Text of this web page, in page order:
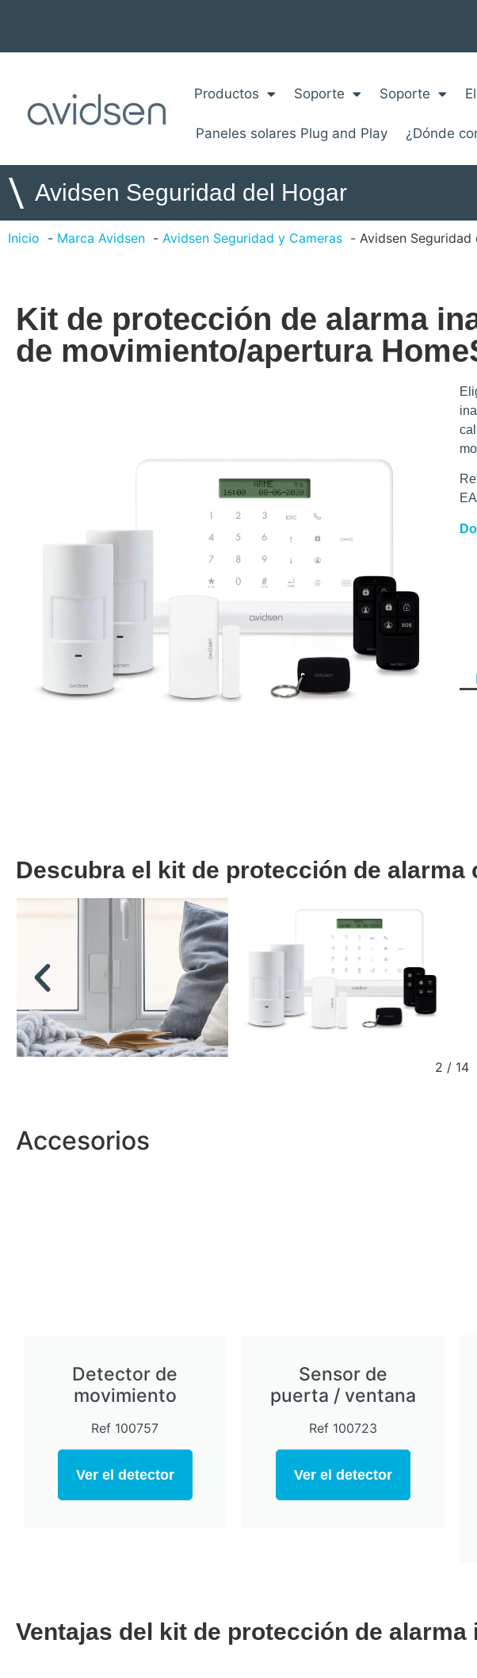
Productos Soporte Soporte
Paneles solares Plug and Play ¿Dónde
\ Avidsen Seguridad del Hogar
Inicio Marca Avidsen Avidsen Seguridad y Cameras Avidsen Seguridad
Kit de protección de alarma
de movimiento/apertura
Descubra el kit de protección de
2 / 14
Accesorios
Detector de
movimiento
Ref 100757
Ver el detector
Sensor de
puerta / ventana
Ref 100723
Ver el detector
Ventajas del kit de protección de